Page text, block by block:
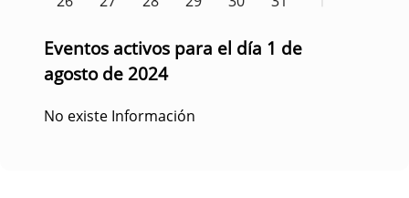
Eventos activos para el día 1 de
agosto de 2024
No existe Información